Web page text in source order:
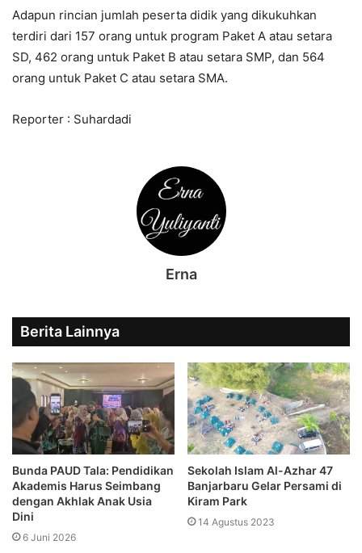
Adapun rincian jumlah peserta didik yang dikukuhkan
terdiri dari 157 orang untuk program Paket A atau setara
SD, 462 orang untuk Paket B atau setara SMP, dan 564
orang untuk Paket C atau setara SMA.
Reporter : Suhardadi
Erna
Berita Lainnya
Bunda PAUD Tala: Pendidikan
Akademis Harus Seimbang
dengan Akhlak Anak Usia
Dini
6 Juni 2026
Sekolah Islam Al-Azhar 47
Banjarbaru Gelar Persami di
Kiram Park
14 Agustus 2023